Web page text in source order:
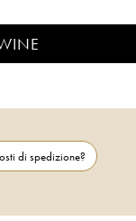
di spedizione?